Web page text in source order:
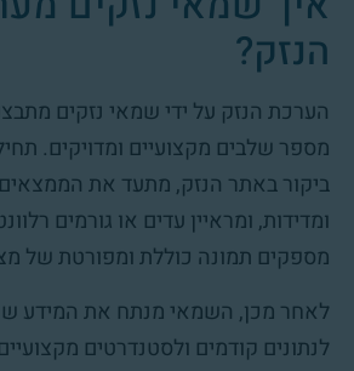
הנזק?
הערכת הנזק על ידי שמאי נזקים
מספר שלבים מקצועיים ומדויקים.
ביקור באתר הנזק, מתעד את
ומדידות, ומראיין עדים או גורמים
מספקים תמונה כוללת ומפורטת של
לאחר מכן, השמאי מנתח את המידע
לנתונים קודמים ולסטנדרטים